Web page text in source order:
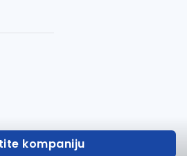
kompaniju